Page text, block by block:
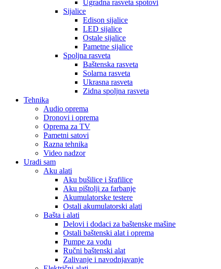
Ugradna rasveta spotovi
Sijalice
Edison sijalice
LED sijalice
Ostale sijalice
Pametne sijalice
Spoljna rasveta
Baštenska rasveta
Solarna rasveta
Ukrasna rasveta
Zidna spoljna rasveta
Tehnika
Audio oprema
Dronovi i oprema
Oprema za TV
Pametni satovi
Razna tehnika
Video nadzor
Uradi sam
Aku alati
Aku bušilice i šrafilice
Aku pištolji za farbanje
Akumulatorske testere
Ostali akumulatorski alati
Bašta i alati
Delovi i dodaci za baštenske mašine
Ostali baštenski alat i oprema
Pumpe za vodu
Ručni baštenski alat
Zalivanje i navodnjavanje